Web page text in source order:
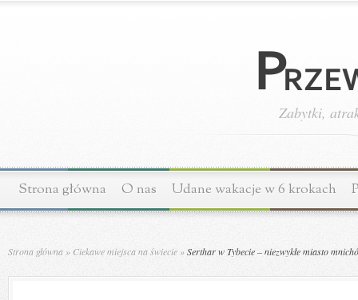
Zabytki,
Strona główna O nas Udane wakacje w 6 krokach
Strona główna » Ciekawe miejsca na świecie »Serthar w Tybecie – niezwykłe miasto